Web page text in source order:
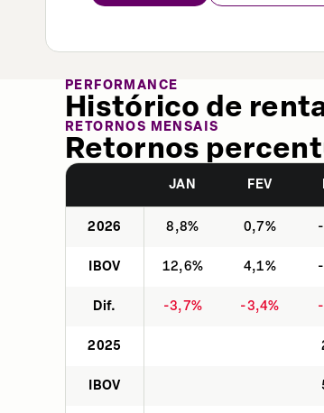
PERFORMANCE
Histórico de
RETORNOS MENSAIS
Retornos
JAN FEV
2026 8,8% 0,7%
IBOV 12,6% 4,1%
Dif. -3,7% -3,4%
2025
IBOV